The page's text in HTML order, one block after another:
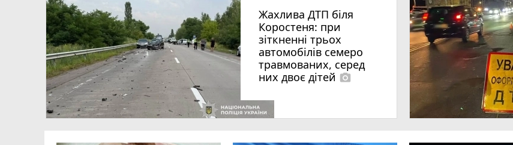
Жахлива ДТП біля
Коростеня: при
зіткненні трьох
автомобілів семеро
травмованих, серед
них двоє дітей photo_camera